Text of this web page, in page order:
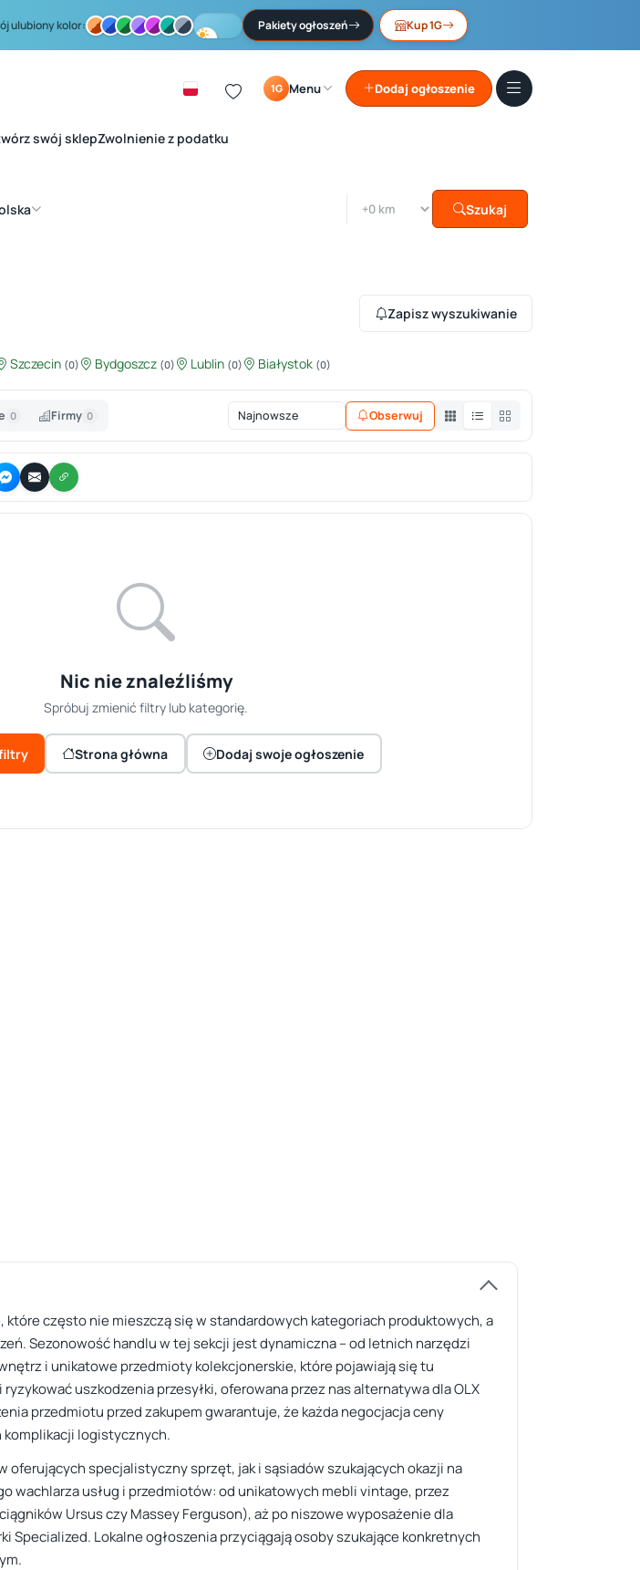
ulubiony kolor: Pakiety ogłoszeń Kup 1G
1G Menu Dodaj ogłoszenie
swój sklepZwolnienie z podatku
Szukaj
Zapisz wyszukiwanie
Szczecin (0) Bydgoszcz (0) Lublin (0) Białystok (0)
0 Firmy 0 Obserwuj
Nic nie znaleźliśmy
Spróbuj zmienić filtry lub kategorię.
Strona główna Dodaj swoje ogłoszenie
często nie mieszczą się w standardowych kategoriach produktowych, a
Sezonowość handlu w tej sekcji jest dynamiczna – od letnich narzędzi
i unikatowe przedmioty kolekcjonerskie, które pojawiają się tu
uszkodzenia przesyłki, oferowana przez nas alternatywa dla OLX
przedmiotu przed zakupem gwarantuje, że każda negocjacja ceny
komplikacji logistycznych.
specjalistyczny sprzęt, jak i sąsiadów szukających okazji na
wachlarza usług i przedmiotów: od unikatowych mebli vintage, przez
Ursus czy Massey Ferguson), aż po niszowe wyposażenie dla
Lokalne ogłoszenia przyciągają osoby szukające konkretnych